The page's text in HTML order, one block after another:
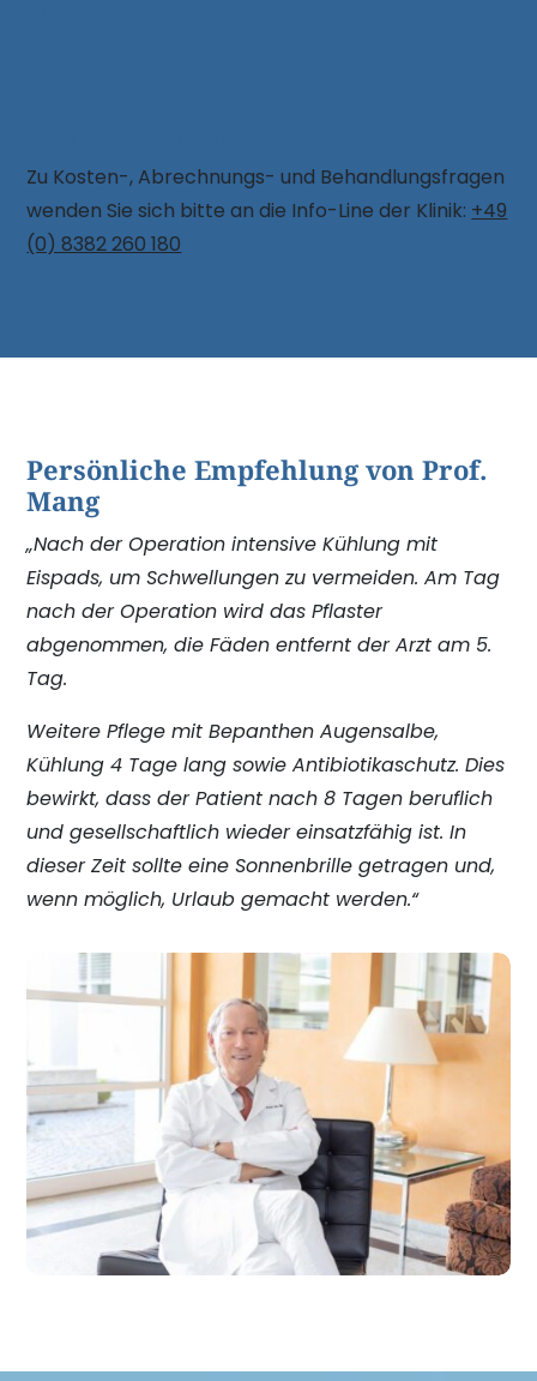
Zu Kosten-, Abrechnungs- und Behandlungsfragen
wenden Sie sich bitte an die Info-Line der Klinik: +49
(0) 8382 260 180
Persönliche Empfehlung von Prof.
Mang
„Nach der Operation intensive Kühlung mit
Eispads, um Schwellungen zu vermeiden. Am Tag
nach der Operation wird das Pflaster
abgenommen, die Fäden entfernt der Arzt am 5.
Tag.
Weitere Pflege mit Bepanthen Augensalbe,
Kühlung 4 Tage lang sowie Antibiotikaschutz. Dies
bewirkt, dass der Patient nach 8 Tagen beruflich
und gesellschaftlich wieder einsatzfähig ist. In
dieser Zeit sollte eine Sonnenbrille getragen und,
wenn möglich, Urlaub gemacht werden.“